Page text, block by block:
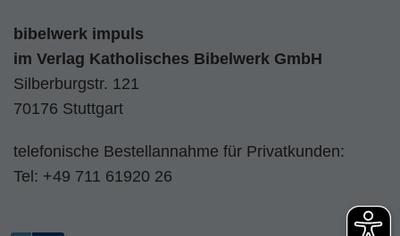
bibelwerk impuls
im Verlag Katholisches Bibelwerk GmbH
Silberburgstr. 121
70176 Stuttgart
telefonische Bestellannahme für Privatkunden:
Tel: +49 711 61920 26